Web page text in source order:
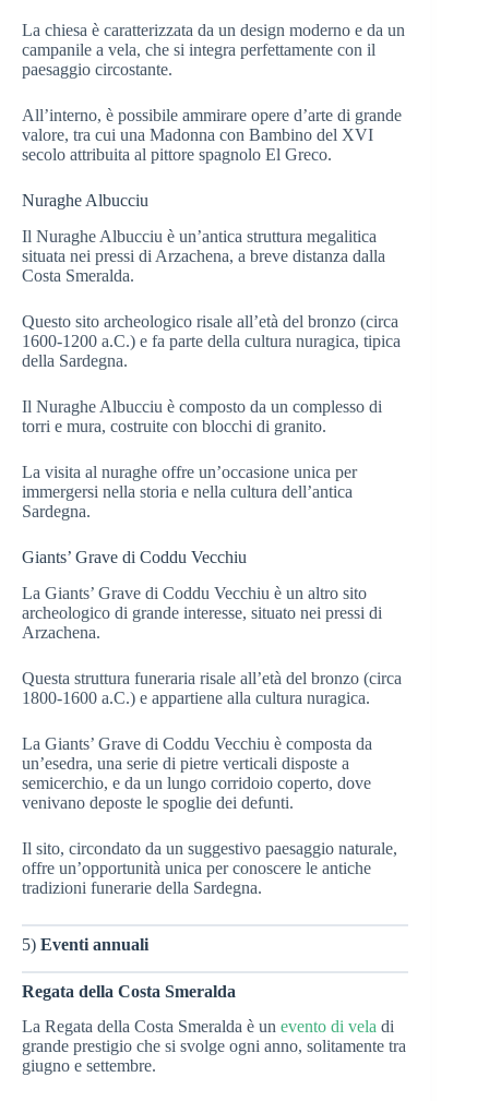
La chiesa è caratterizzata da un design moderno e da un
campanile a vela, che si integra perfettamente con il
paesaggio circostante.
All’interno, è possibile ammirare opere d’arte di grande
valore, tra cui una Madonna con Bambino del XVI
secolo attribuita al pittore spagnolo El Greco.
Nuraghe Albucciu
Il Nuraghe Albucciu è un’antica struttura megalitica
situata nei pressi di Arzachena, a breve distanza dalla
Costa Smeralda.
Questo sito archeologico risale all’età del bronzo (circa
1600-1200 a.C.) e fa parte della cultura nuragica, tipica
della Sardegna.
Il Nuraghe Albucciu è composto da un complesso di
torri e mura, costruite con blocchi di granito.
La visita al nuraghe offre un’occasione unica per
immergersi nella storia e nella cultura dell’antica
Sardegna.
Giants’ Grave di Coddu Vecchiu
La Giants’ Grave di Coddu Vecchiu è un altro sito
archeologico di grande interesse, situato nei pressi di
Arzachena.
Questa struttura funeraria risale all’età del bronzo (circa
1800-1600 a.C.) e appartiene alla cultura nuragica.
La Giants’ Grave di Coddu Vecchiu è composta da
un’esedra, una serie di pietre verticali disposte a
semicerchio, e da un lungo corridoio coperto, dove
venivano deposte le spoglie dei defunti.
Il sito, circondato da un suggestivo paesaggio naturale,
offre un’opportunità unica per conoscere le antiche
tradizioni funerarie della Sardegna.
5) Eventi annuali
Regata della Costa Smeralda
La Regata della Costa Smeralda è un evento di vela di
grande prestigio che si svolge ogni anno, solitamente tra
giugno e settembre.